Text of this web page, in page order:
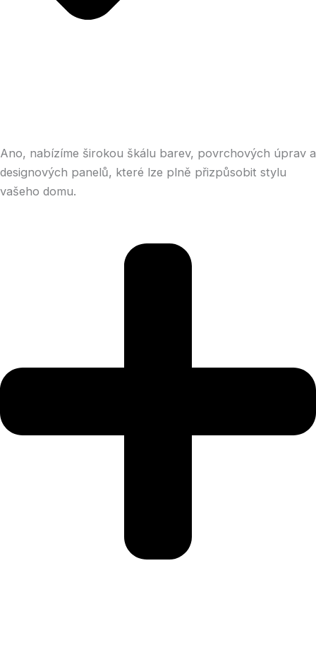
Ano, nabízíme širokou škálu barev, povrchových úprav a
designových panelů, které lze plně přizpůsobit stylu
vašeho domu.